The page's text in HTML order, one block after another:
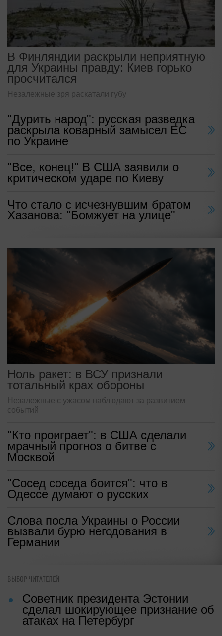
В Финляндии раскрыли неприятную
для Украины правду: Киев горько
просчитался
Незалежные зря раскатали губу
"Дурить народ": русская разведка
раскрыла коварный замысел ЕС
по Украине
"Все, конец!" В США заявили о
критическом ударе по Киеву
Что стало с исчезнувшим братом
Хазанова: "Бомжует на улице"
Ноль ракет: в ВСУ признали
тотальный крах обороны
Незалежные с ужасом наблюдают за развитием
событий
"Кто проиграет": в США сделали
мрачный прогноз о битве с
Москвой
"Сосед соседа боится": что в
Одессе думают о русских
Слова посла Украины о России
вызвали бурю негодования в
Германии
ВЫБОР ЧИТАТЕЛЕЙ
Советник президента Эстонии
сделал шокирующее признание об
атаках на Петербург